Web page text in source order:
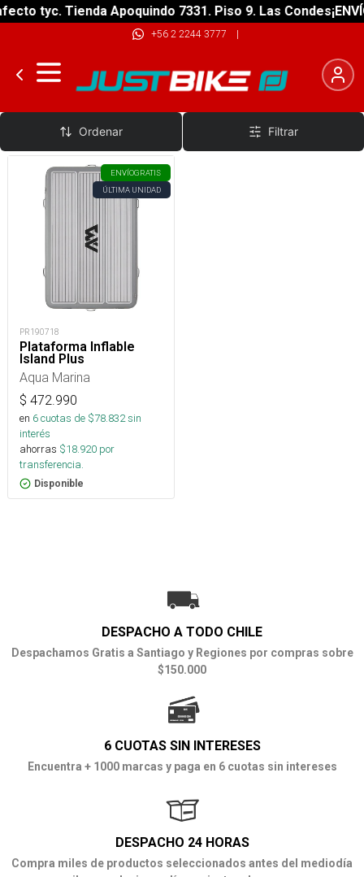
tyc. Tienda Apoquindo 7331. Piso 9. Las Condes
+56 2 2244 3777 |
Stand Up Paddle Inflables
Ordenar Filtrar
ENVÍOGRATIS
ÚLTIMA UNIDAD
PR190718
Plataforma Inflable
Island Plus
Aqua Marina
$ 472.990
en 6cuotas de $78.832sin
interés
ahorras $18.920 por
transferencia.
Disponible
DESPACHO A TODO CHILE
Despachamos Gratis a Santiago y Regiones por compras sobre
$150.000
6 CUOTAS SIN INTERESES
Encuentra + 1000 marcas y paga en 6 cuotas sin intereses
DESPACHO 24 HORAS
Compra miles de productos seleccionados antes del mediodía